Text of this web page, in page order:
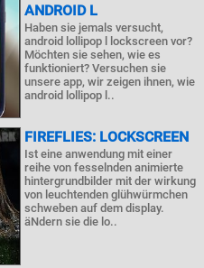
ANDROID L
Haben sie jemals versucht,
android lollipop l lockscreen vor?
Möchten sie sehen, wie es
funktioniert? Versuchen sie
unsere app, wir zeigen ihnen, wie
android lollipop l..
FIREFLIES: LOCKSCREEN
Ist eine anwendung mit einer
reihe von fesselnden animierte
hintergrundbilder mit der wirkung
von leuchtenden glühwürmchen
schweben auf dem display.
äNdern sie die lo..